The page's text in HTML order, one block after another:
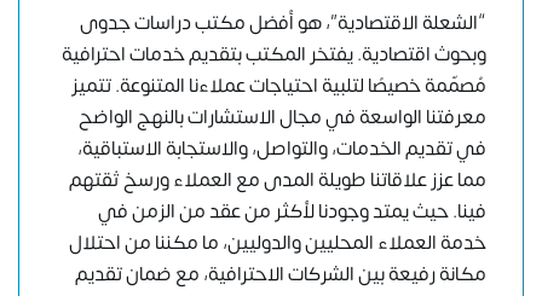
“الشعلة الاقتصادية”، هو أفضل مكتب دراسات جدوى
وبحوث اقتصادية. يفتخر المكتب بتقديم خدمات احترافية
مُصمّمة خصيصًا لتلبية احتياجات عملاءنا المتنوعة. تتميز
معرفتنا الواسعة في مجال الاستشارات بالنهج الواضح
في تقديم الخدمات، والتواصل، والاستجابة الاستباقية،
مما عزز علاقاتنا طويلة المدى مع العملاء ورسخ ثقتهم
فينا. حيث يمتد وجودنا لأكثر من عقد من الزمن في
خدمة العملاء المحليين والدوليين، ما مكننا من احتلال
مكانة رفيعة بين الشركات الاحترافية، مع ضمان تقديم